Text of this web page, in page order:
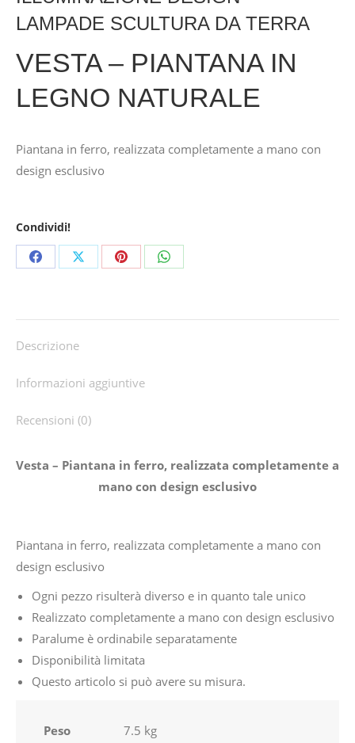
LAMPADE SCULTURA DA TERRA
VESTA – PIANTANA IN
LEGNO NATURALE
Piantana in ferro, realizzata completamente a mano con
design esclusivo
Condividi!
Share Share Share Share
Descrizione
Informazioni aggiuntive
Recensioni (0)
Vesta – Piantana in ferro, realizzata completamente a
mano con design esclusivo
Piantana in ferro, realizzata completamente a mano con
design esclusivo
Ogni pezzo risulterà diverso e in quanto tale unico
Realizzato completamente a mano con design esclusivo
Paralume è ordinabile separatamente
Disponibilità limitata
Questo articolo si può avere su misura.
Peso
7.5 kg